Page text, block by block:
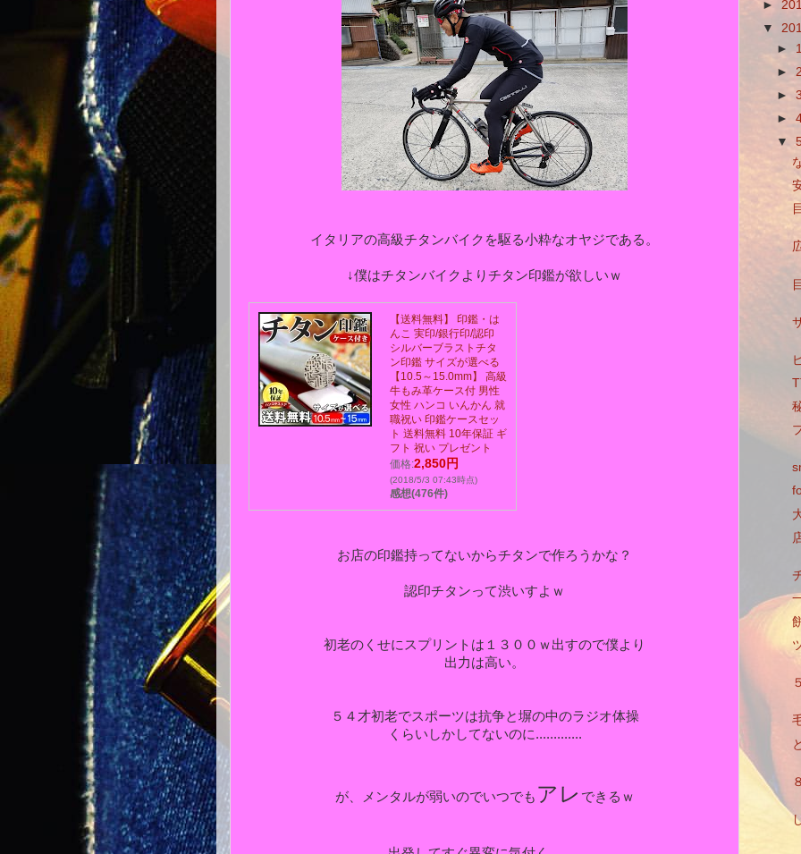
イタリアの高級チタンバイクを駆る小粋なオヤジである。
↓僕はチタンバイクよりチタン印鑑が欲しいｗ
【送料無料】 印鑑・は
んこ 実印/銀行印/認印
シルバーブラストチタ
ン印鑑 サイズが選べる
【10.5～15.0mm】 高級
牛もみ革ケース付 男性
女性 ハンコ いんかん 就
職祝い 印鑑ケースセッ
ト 送料無料 10年保証 ギ
フト 祝い プレゼント
価格:2,850円
(2018/5/3 07:43時点)
感想(476件)
お店の印鑑持ってないからチタンで作ろうかな？
認印チタンって渋いすよｗ
初老のくせにスプリントは１３００ｗ出すので僕より
出力は高い。
５４才初老でスポーツは抗争と塀の中のラジオ体操
くらいしかしてないのに.............
が、メンタルが弱いのでいつでも アレ できるｗ
►
▼
►
►
►
►
▼